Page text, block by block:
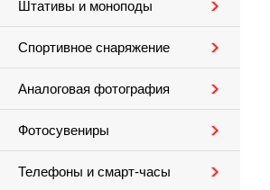
Штативы и моноподы
Спортивное снаряжение
Аналоговая фотография
Фотосувениры
Телефоны и смарт-часы